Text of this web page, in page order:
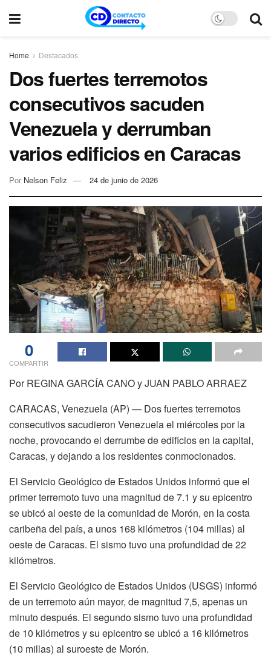
Home Destacados
Dos fuertes terremotos
consecutivos sacuden
Venezuela y derrumban
varios edificios en Caracas
Por Nelson Feliz 24 de junio de 2026
0
COMPARTIR
Por REGINA GARCÍA CANO y JUAN PABLO ARRAEZ
CARACAS, Venezuela (AP) — Dos fuertes terremotos
consecutivos sacudieron Venezuela el miércoles por la
noche, provocando el derrumbe de edificios en la capital,
Caracas, y dejando a los residentes conmocionados.
El Servicio Geológico de Estados Unidos informó que el
primer terremoto tuvo una magnitud de 7.1 y su epicentro
se ubicó al oeste de la comunidad de Morón, en la costa
caribeña del país, a unos 168 kilómetros (104 millas) al
oeste de Caracas. El sismo tuvo una profundidad de 22
kilómetros.
El Servicio Geológico de Estados Unidos (USGS) informó
de un terremoto aún mayor, de magnitud 7,5, apenas un
minuto después. El segundo sismo tuvo una profundidad
de 10 kilómetros y su epicentro se ubicó a 16 kilómetros
(10 millas) al suroeste de Morón.